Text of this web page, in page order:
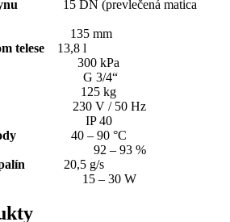
15 DN (prevlečená matica
135 mm
telese 13,8 l
300 kPa
3/4“
kg
V / 50 Hz
40
40 – 90 °C
93 %
20,5 g/s
– 30 W